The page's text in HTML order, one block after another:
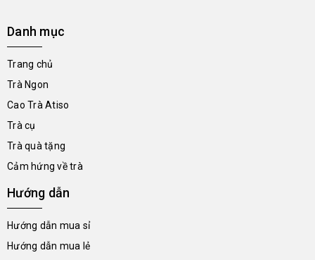
Danh mục
Trang chủ
Trà Ngon
Cao Trà Atiso
Trà cụ
Trà quà tặng
Cảm hứng về trà
Hướng dẫn
Hướng dẫn mua sỉ
Hướng dẫn mua lẻ